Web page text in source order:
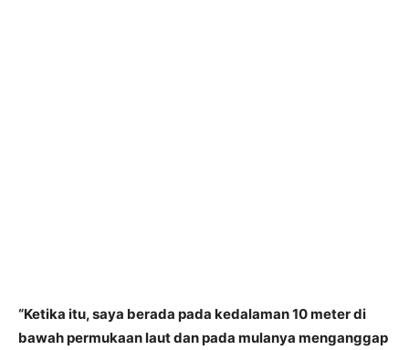
“Ketika itu, saya berada pada kedalaman 10 meter di
bawah permukaan laut dan pada mulanya menganggap